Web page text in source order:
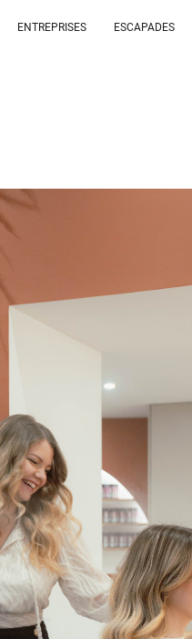
ENTREPRISES ESCAPADES